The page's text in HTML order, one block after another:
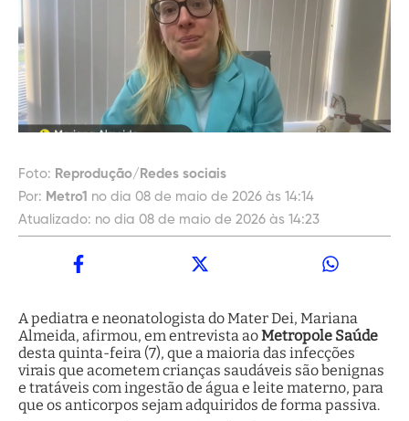
Foto: Reprodução/Redes sociais
Por: Metro1 no dia 08 de maio de 2026 às 14:14
Atualizado: no dia 08 de maio de 2026 às 14:23
A pediatra e neonatologista do Mater Dei, Mariana
Almeida, afirmou, em entrevista aoMetropole Saúde
desta quinta-feira (7), que a maioria das infecções
virais que acometem crianças saudáveis são benignas
e tratáveis com ingestão de água e leite materno, para
que os anticorpos sejam adquiridos de forma passiva.